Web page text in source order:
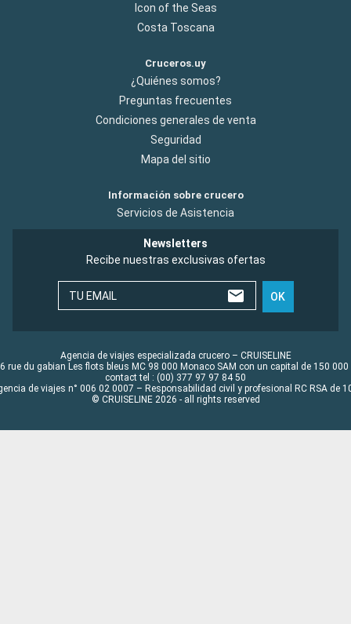
Icon of the Seas
Costa Toscana
Cruceros.uy
¿Quiénes somos?
Preguntas frecuentes
Condiciones generales de venta
Seguridad
Mapa del sitio
Información sobre crucero
Servicios de Asistencia
Newsletters
Recibe nuestras exclusivas ofertas
TU EMAIL OK
Agencia de viajes especializada crucero – CRUISELINE
rue du gabian Les flots bleus MC 98 000 Monaco SAM con un capital de 150 000
contact tel : (00) 377 97 97 84 50
de viajes n° 006 02 0007 – Responsabilidad civil y profesional RC RSA de
© CRUISELINE 2026 - all rights reserved